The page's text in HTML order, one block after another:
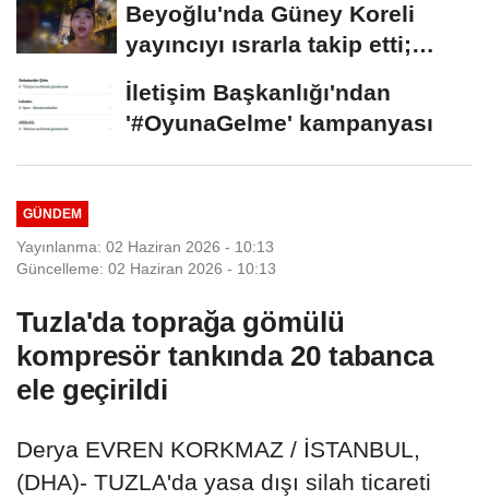
Beyoğlu'nda Güney Koreli
yayıncıyı ısrarla takip etti;
davranışlarıyla...
İletişim Başkanlığı'ndan
'#OyunaGelme' kampanyası
GÜNDEM
Yayınlanma: 02 Haziran 2026 - 10:13
Güncelleme: 02 Haziran 2026 - 10:13
Tuzla'da toprağa gömülü
kompresör tankında 20 tabanca
ele geçirildi
Derya EVREN KORKMAZ / İSTANBUL,
(DHA)- TUZLA'da yasa dışı silah ticareti